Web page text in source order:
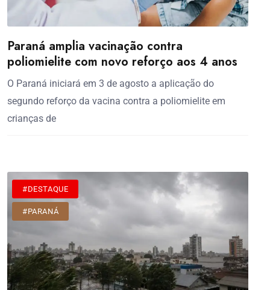
Paraná amplia vacinação contra
poliomielite com novo reforço aos 4 anos
O Paraná iniciará em 3 de agosto a aplicação do
segundo reforço da vacina contra a poliomielite em
crianças de
#DESTAQUE
#PARANÁ